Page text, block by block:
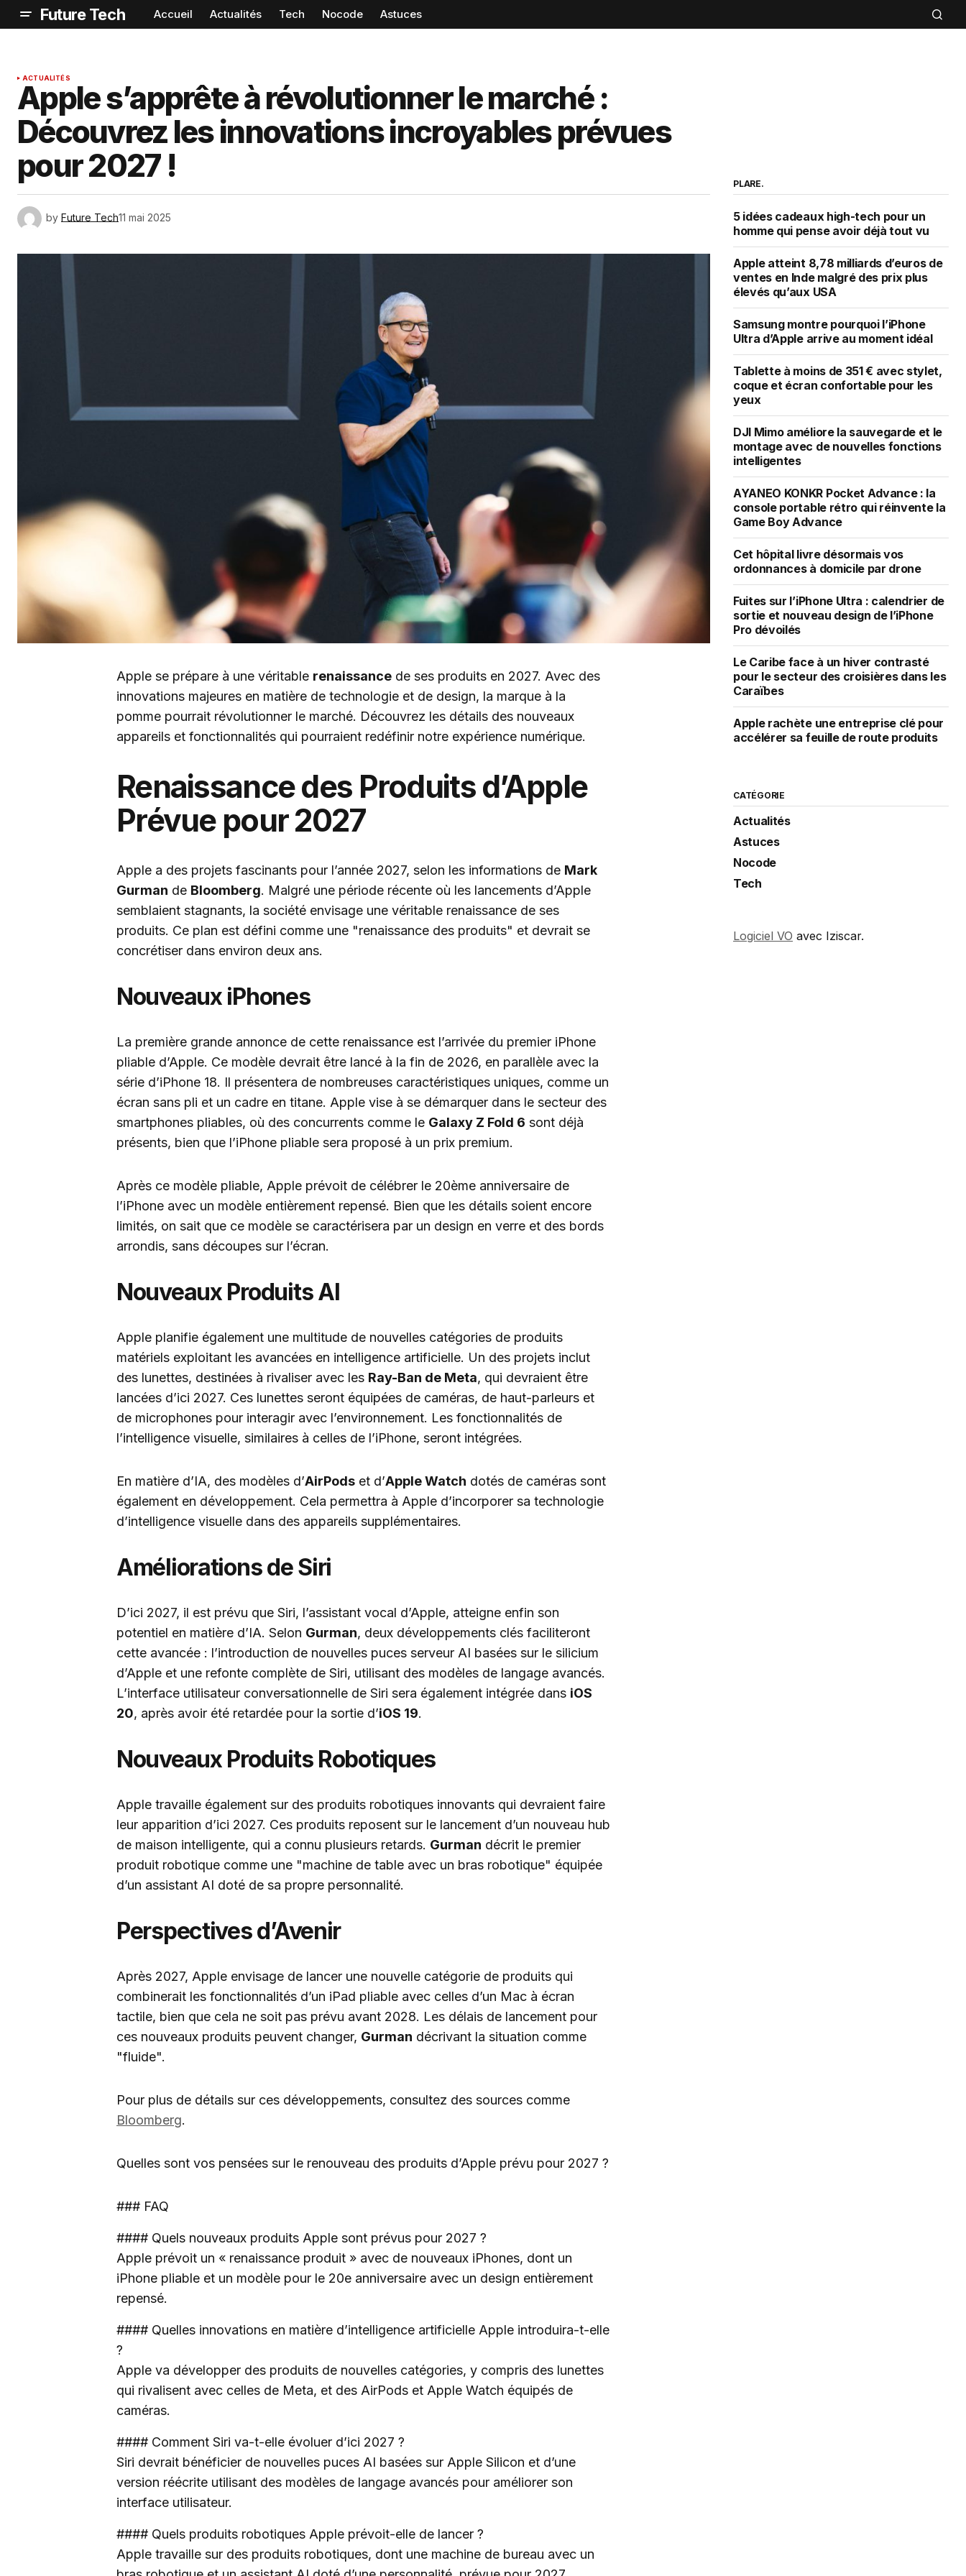
Future Tech Accueil Actualités Tech Nocode Astuces
ACTUALITÉS
Apple s’apprête à révolutionner le marché :
Découvrez les innovations incroyables prévues
pour 2027 !
by Future Tech11 mai 2025
Apple se prépare à une véritable renaissance de ses produits en 2027. Avec des
innovations majeures en matière de technologie et de design, la marque à la
pomme pourrait révolutionner le marché. Découvrez les détails des nouveaux
appareils et fonctionnalités qui pourraient redéfinir notre expérience numérique.
Renaissance des Produits d’Apple
Prévue pour 2027
Apple a des projets fascinants pour l’année 2027, selon les informations de Mark
Gurman de Bloomberg. Malgré une période récente où les lancements d’Apple
semblaient stagnants, la société envisage une véritable renaissance de ses
produits. Ce plan est défini comme une "renaissance des produits" et devrait se
concrétiser dans environ deux ans.
Nouveaux iPhones
La première grande annonce de cette renaissance est l’arrivée du premier iPhone
pliable d’Apple. Ce modèle devrait être lancé à la fin de 2026, en parallèle avec la
série d’iPhone 18. Il présentera de nombreuses caractéristiques uniques, comme un
écran sans pli et un cadre en titane. Apple vise à se démarquer dans le secteur des
smartphones pliables, où des concurrents comme le Galaxy Z Fold 6 sont déjà
présents, bien que l’iPhone pliable sera proposé à un prix premium.
Après ce modèle pliable, Apple prévoit de célébrer le 20ème anniversaire de
l’iPhone avec un modèle entièrement repensé. Bien que les détails soient encore
limités, on sait que ce modèle se caractérisera par un design en verre et des bords
arrondis, sans découpes sur l’écran.
Nouveaux Produits AI
Apple planifie également une multitude de nouvelles catégories de produits
matériels exploitant les avancées en intelligence artificielle. Un des projets inclut
des lunettes, destinées à rivaliser avec les Ray-Ban de Meta, qui devraient être
lancées d’ici 2027. Ces lunettes seront équipées de caméras, de haut-parleurs et
de microphones pour interagir avec l’environnement. Les fonctionnalités de
l’intelligence visuelle, similaires à celles de l’iPhone, seront intégrées.
En matière d’IA, des modèles d’AirPods et d’Apple Watch dotés de caméras sont
également en développement. Cela permettra à Apple d’incorporer sa technologie
d’intelligence visuelle dans des appareils supplémentaires.
Améliorations de Siri
D’ici 2027, il est prévu que Siri, l’assistant vocal d’Apple, atteigne enfin son
potentiel en matière d’IA. Selon Gurman, deux développements clés faciliteront
cette avancée : l’introduction de nouvelles puces serveur AI basées sur le silicium
d’Apple et une refonte complète de Siri, utilisant des modèles de langage avancés.
L’interface utilisateur conversationnelle de Siri sera également intégrée dans iOS
20, après avoir été retardée pour la sortie d’iOS 19.
Nouveaux Produits Robotiques
Apple travaille également sur des produits robotiques innovants qui devraient faire
leur apparition d’ici 2027. Ces produits reposent sur le lancement d’un nouveau hub
de maison intelligente, qui a connu plusieurs retards. Gurman décrit le premier
produit robotique comme une "machine de table avec un bras robotique" équipée
d’un assistant AI doté de sa propre personnalité.
Perspectives d’Avenir
Après 2027, Apple envisage de lancer une nouvelle catégorie de produits qui
combinerait les fonctionnalités d’un iPad pliable avec celles d’un Mac à écran
tactile, bien que cela ne soit pas prévu avant 2028. Les délais de lancement pour
ces nouveaux produits peuvent changer, Gurman décrivant la situation comme
"fluide".
Pour plus de détails sur ces développements, consultez des sources comme
Bloomberg.
Quelles sont vos pensées sur le renouveau des produits d’Apple prévu pour 2027 ?
### FAQ
#### Quels nouveaux produits Apple sont prévus pour 2027 ?
Apple prévoit un « renaissance produit » avec de nouveaux iPhones, dont un
iPhone pliable et un modèle pour le 20e anniversaire avec un design entièrement
repensé.
#### Quelles innovations en matière d’intelligence artificielle Apple introduira-t-elle
?
Apple va développer des produits de nouvelles catégories, y compris des lunettes
qui rivalisent avec celles de Meta, et des AirPods et Apple Watch équipés de
caméras.
#### Comment Siri va-t-elle évoluer d’ici 2027 ?
Siri devrait bénéficier de nouvelles puces AI basées sur Apple Silicon et d’une
version réécrite utilisant des modèles de langage avancés pour améliorer son
interface utilisateur.
#### Quels produits robotiques Apple prévoit-elle de lancer ?
Apple travaille sur des produits robotiques, dont une machine de bureau avec un
PLARE.
5 idées cadeaux high-tech pour un
homme qui pense avoir déjà tout vu
Apple atteint 8,78 milliards d’euros de
ventes en Inde malgré des prix plus
élevés qu’aux USA
Samsung montre pourquoi l’iPhone
Ultra d’Apple arrive au moment idéal
Tablette à moins de 351 € avec stylet,
coque et écran confortable pour les
yeux
DJI Mimo améliore la sauvegarde et le
montage avec de nouvelles fonctions
intelligentes
AYANEO KONKR Pocket Advance : la
console portable rétro qui réinvente la
Game Boy Advance
Cet hôpital livre désormais vos
ordonnances à domicile par drone
Fuites sur l’iPhone Ultra : calendrier de
sortie et nouveau design de l’iPhone
Pro dévoilés
Le Caribe face à un hiver contrasté
pour le secteur des croisières dans les
Caraïbes
Apple rachète une entreprise clé pour
accélérer sa feuille de route produits
CATÉGORIE
Actualités
Astuces
Nocode
Tech
Logiciel VO avec Iziscar.